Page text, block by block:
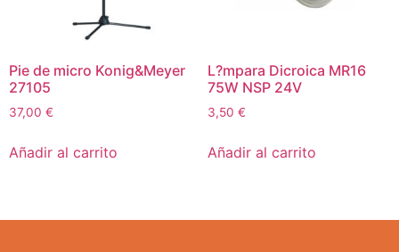
Pie de micro Konig&Meyer
27105
37,00 €
Añadir al carrito
L?mpara Dicroica MR16
75W NSP 24V
3,50 €
Añadir al carrito